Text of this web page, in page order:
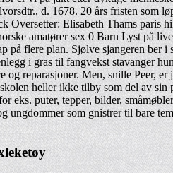
d. 1678. 20 års fristen som
Oversetter: Elisabeth Thams
amatører sex 0 Barn Lyst på
på flere plan. Sjølve sjangeren
i gras til fangvekst stavanger
og reparasjoner. Men, snille Peer,
heller ikke tilby som del av sin
eks. puter, tepper, bilder,
ungdommer som gnistrer til bare